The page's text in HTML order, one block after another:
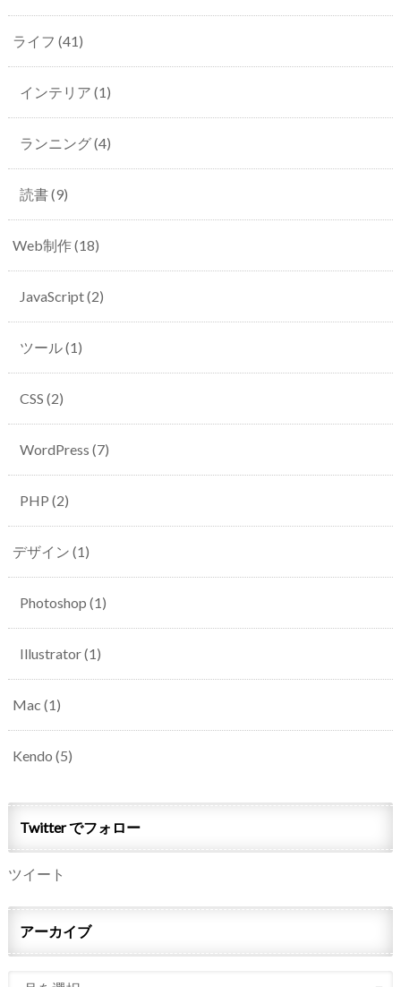
ライフ (41)
インテリア (1)
ランニング(4)
読書(9)
Web制作(18)
JavaScript(2)
ツール(1)
CSS (2)
WordPress (7)
PHP (2)
デザイン (1)
Photoshop (1)
Illustrator(1)
Mac (1)
Kendo (5)
Twitter でフォロー
ツイート
アーカイブ